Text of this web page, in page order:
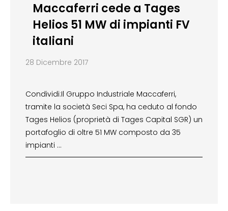
Maccaferri cede a Tages
Helios 51 MW di impianti FV
italiani
28 Dicembre 2017
Condividi:Il Gruppo Industriale Maccaferri,
tramite la società Seci Spa, ha ceduto al fondo
Tages Helios (proprietà di Tages Capital SGR) un
portafoglio di oltre 51 MW composto da 35
impianti …